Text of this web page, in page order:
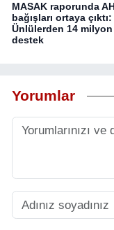
MASAK raporunda
bağışları ortaya çıktı:
Ünlülerden 14
destek
Yorumlar